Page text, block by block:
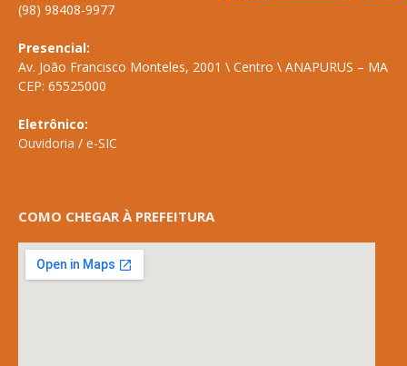
(98) 98408-9977
Presencial:
Av. João Francisco Monteles, 2001 \ Centro \ ANAPURUS – MA
CEP: 65525000
Eletrônico:
Ouvidoria / e-SIC
COMO CHEGAR À PREFEITURA